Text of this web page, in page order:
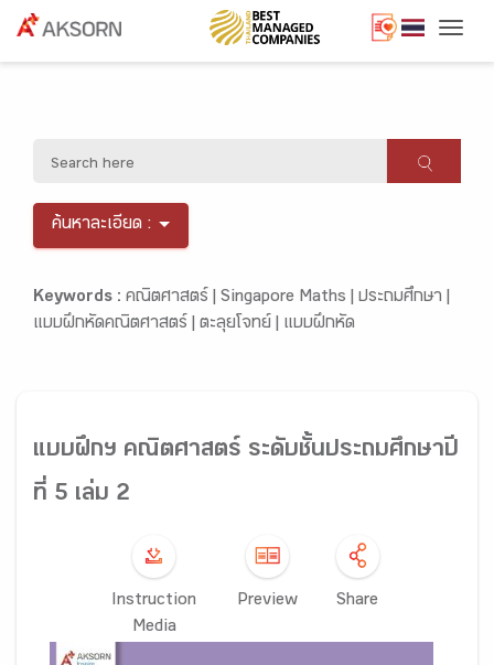
ค้นหาละเอียด :
Keywords : คณิตศาสตร์ | Singapore Maths | ประถมศึกษา |
แบบฝึกหัดคณิตศาสตร์ | ตะลุยโจทย์ | แบบฝึกหัด
แบบฝึกฯ คณิตศาสตร์ ระดับชั้นประถมศึกษาปี
ที่ 5 เล่ม 2
Instruction
Media
Preview Share